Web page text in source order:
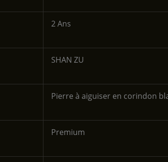
‎2 Ans
‎SHAN ZU
‎Pierre à aiguiser en corindon
‎Premium